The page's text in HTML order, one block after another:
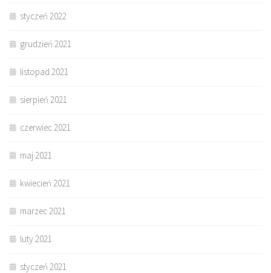
styczeń 2022
grudzień 2021
listopad 2021
sierpień 2021
czerwiec 2021
maj 2021
kwiecień 2021
marzec 2021
luty 2021
styczeń 2021